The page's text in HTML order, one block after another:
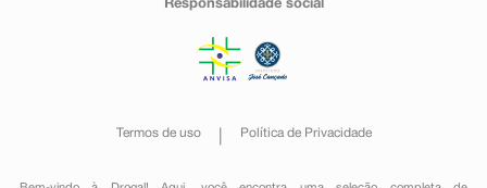
Responsabilidade social
Termos de uso Política de Privacidade